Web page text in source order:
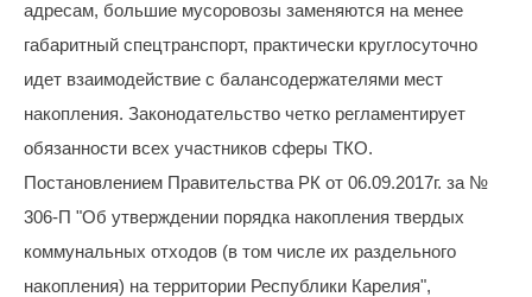
почту
info@rotko10.ru
;
Для
физических
abon@eirz-
karelia.ru
;
8
адресам, большие мусоровозы заменяются на менее
габаритный спецтранспорт, практически круглосуточно
идет взаимодействие с балансодержателями мест
накопления. Законодательство четко регламентирует
обязанности всех участников сферы ТКО.
Постановлением Правительства РК от 06.09.2017г. за №
306-П "Об утверждении порядка накопления твердых
коммунальных отходов (в том числе их раздельного
накопления) на территории Республики Карелия",